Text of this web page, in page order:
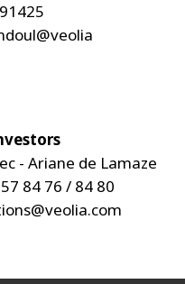
- Ariane de Lamaze
84 76 / 84 80